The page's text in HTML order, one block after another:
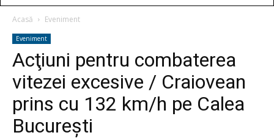
Acasă Eveniment
Eveniment
Acţiuni pentru combaterea
vitezei excesive / Craiovean
prins cu 132 km/h pe Calea
Bucureşti